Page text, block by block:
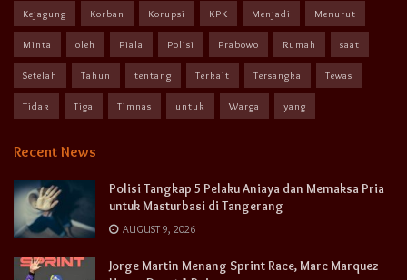
Kejagung Korban Korupsi KPK Menjadi Menurut
Minta oleh Piala Polisi Prabowo Rumah saat
Setelah Tahun tentang Terkait Tersangka Tewas
Tidak Tiga Timnas untuk Warga yang
Recent News
Polisi Tangkap 5 Pelaku Aniaya dan Memaksa Pria
untuk Masturbasi di Tangerang
AUGUST 9, 2026
Jorge Martin Menang Sprint Race, Marc Marquez